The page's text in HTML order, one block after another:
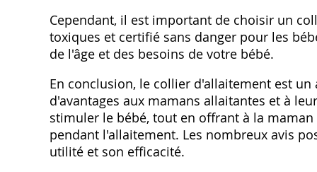
Cependant, il est important de choisir un
toxiques et certifié sans danger pour les
de l'âge et des besoins de votre bébé.
En conclusion, le collier d'allaitement est
d'avantages aux mamans allaitantes et à
stimuler le bébé, tout en offrant à la
pendant l'allaitement. Les nombreux avis
utilité et son efficacité.